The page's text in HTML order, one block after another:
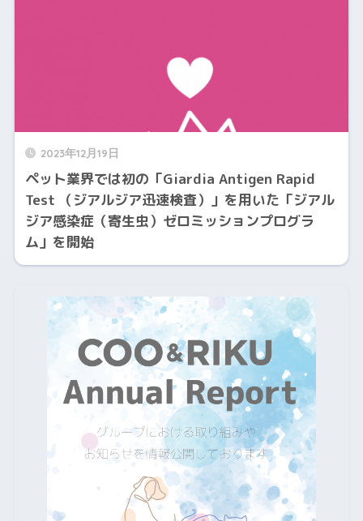
2023年12月19日
ペット業界では初の「Giardia Antigen Rapid
Test （ジアルジア迅速検査）」を用いた「ジアル
ジア感染症（寄生虫）ゼロミッションプログラ
ム」を開始